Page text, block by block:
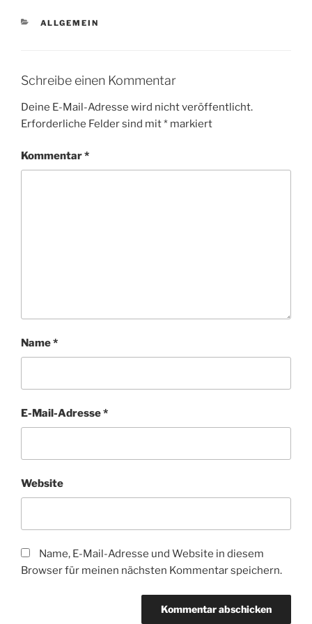
KATEGORIEN
ALLGEMEIN
Schreibe einen Kommentar
Deine E-Mail-Adresse wird nicht veröffentlicht.
Erforderliche Felder sind mit* markiert
Kommentar*
Name*
E-Mail-Adresse*
Website
Name, E-Mail-Adresse und Website in diesem
Browser für meinen nächsten Kommentar speichern.